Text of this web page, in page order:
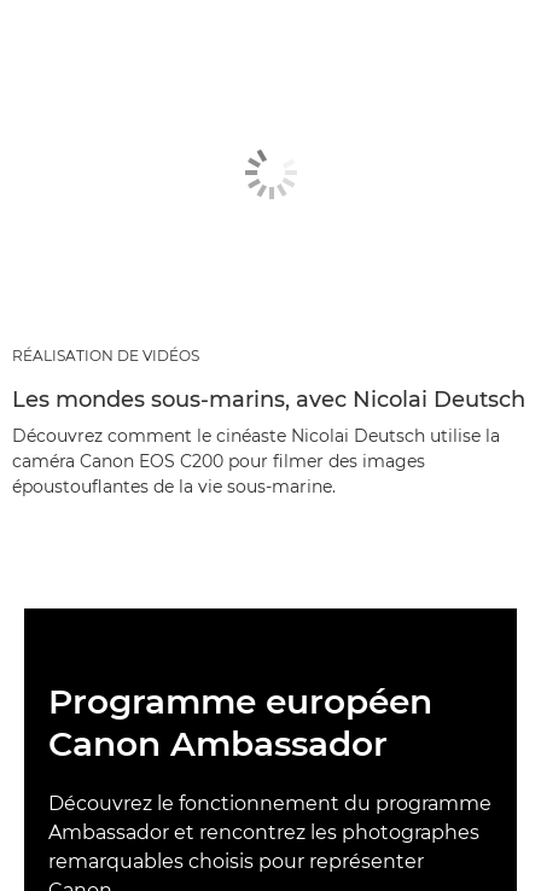
RÉALISATION DE VIDÉOS
Les mondes sous-marins, avec Nicolai Deutsch
Découvrez comment le cinéaste Nicolai Deutsch utilise la
caméra Canon EOS C200 pour filmer des images
époustouflantes de la vie sous-marine.
Programme européen
Canon Ambassador
Découvrez le fonctionnement du programme
Ambassador et rencontrez les photographes
remarquables choisis pour représenter